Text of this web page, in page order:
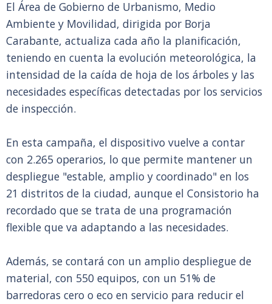
El Área de Gobierno de Urbanismo, Medio
Ambiente y Movilidad, dirigida por Borja
Carabante, actualiza cada año la planificación,
teniendo en cuenta la evolución meteorológica, la
intensidad de la caída de hoja de los árboles y las
necesidades específicas detectadas por los servicios
de inspección.
En esta campaña, el dispositivo vuelve a contar
con 2.265 operarios, lo que permite mantener un
despliegue "estable, amplio y coordinado" en los
21 distritos de la ciudad, aunque el Consistorio ha
recordado que se trata de una programación
flexible que va adaptando a las necesidades.
Además, se contará con un amplio despliegue de
material, con 550 equipos, con un 51% de
barredoras cero o eco en servicio para reducir el